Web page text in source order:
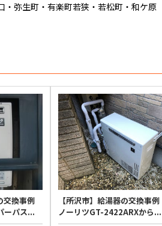
・弥生町・有楽町若狭・若松町・和ケ原
交換事例
ーパス...
【所沢市】給湯器の交換事例
ノーリツGT-2422ARXから...